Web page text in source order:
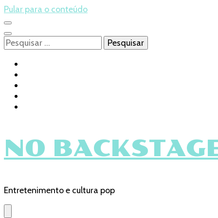
Pular para o conteúdo
Pesquisar
por:
NO
Entretenimento e cultura pop